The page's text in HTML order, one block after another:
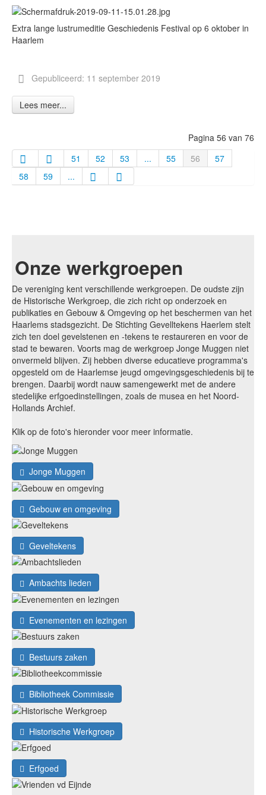
Extra lange lustrumeditie Geschiedenis Festival op 6 oktober in
Haarlem
Gepubliceerd: 11 september 2019
Lees meer...
Pagina 56 van 76
51
52 53 ... 55 56
57
58
59 ...
Onze werkgroepen
De vereniging kent verschillende werkgroepen. De oudste zijn
de Historische Werkgroep, die zich richt op onderzoek en
publikaties en Gebouw & Omgeving op het beschermen van het
Haarlems stadsgezicht. De Stichting Gevelltekens Haerlem stelt
zich ten doel gevelstenen en -tekens te restaureren en voor de
stad te bewaren. Voorts mag de werkgroep Jonge Muggen niet
onvermeld blijven. Zij hebben diverse educatieve programma's
opgesteld om de Haarlemse jeugd omgevingsgeschiedenis bij te
brengen. Daarbij wordt nauw samengewerkt met de andere
stedelijke erfgoedinstellingen, zoals de musea en het Noord-
Hollands Archief.
Klik op de foto's hieronder voor meer informatie.
Jonge Muggen
Gebouw en omgeving
Geveltekens
Ambachts lieden
Evenementen en lezingen
Bestuurs zaken
Bibliotheek Commissie
Historische Werkgroep
Erfgoed